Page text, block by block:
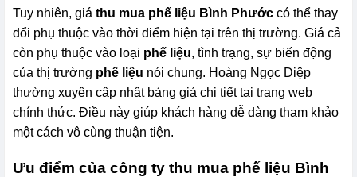
Tuy nhiên, giá thu mua phế liệu Bình Phướccó thể thay
đổi phụ thuộc vào thời điểm hiện tại trên thị trường. Giá cả
còn phụ thuộc vào loại phế liệu, tình trạng, sự biến động
của thị trường phế liệu nói chung. Hoàng Ngọc Diệp
thường xuyên cập nhật bảng giá chi tiết tại trang web
chính thức. Điều này giúp khách hàng dễ dàng tham khảo
một cách vô cùng thuận tiện.
Ưu điểm của công ty thu mua phế liệu Bình